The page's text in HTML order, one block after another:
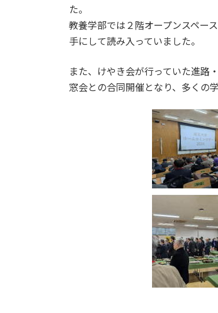
た。
教養学部では２階オープンスペー
手にして読み入っていました。
また、けやき会が行っていた進路
窓会との合同開催となり、多くの